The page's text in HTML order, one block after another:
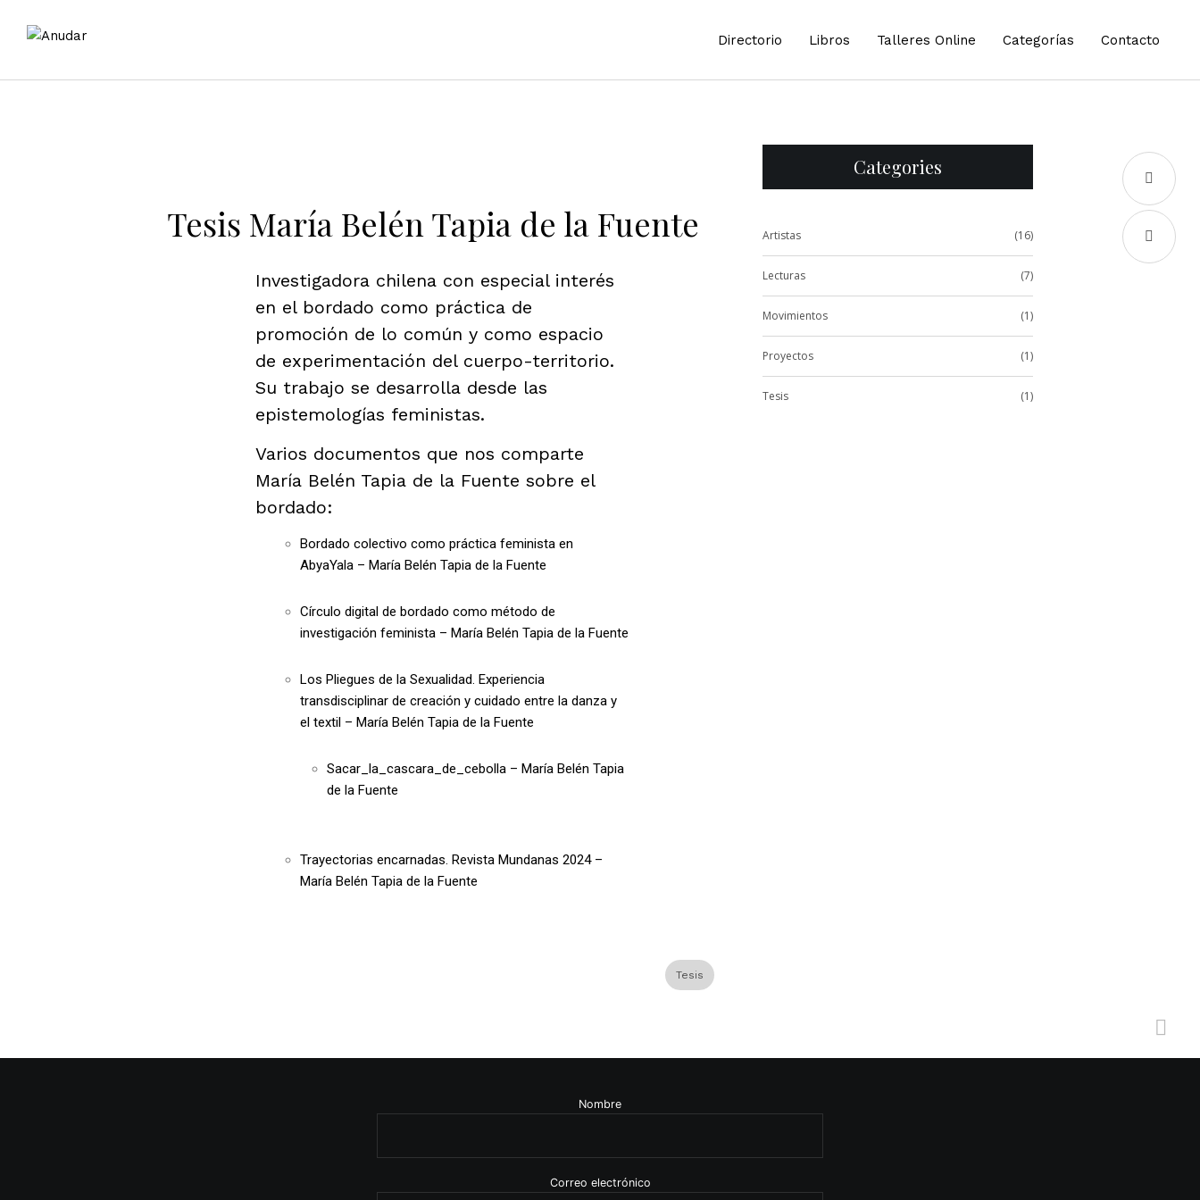
Directorio Libros Talleres Online Categorías Contacto
Tesis María Belén Tapia de la Fuente
Investigadora chilena con especial interés
en el bordado como práctica de
promoción de lo común y como espacio
de experimentación del cuerpo-territorio.
Su trabajo se desarrolla desde las
epistemologías feministas.
Varios documentos que nos comparte
María Belén Tapia de la Fuente sobre el
bordado:
Bordado colectivo como práctica feminista en
AbyaYala – María Belén Tapia de la Fuente
Círculo digital de bordado como método de
investigación feminista – María Belén Tapia de la Fuente
Los Pliegues de la Sexualidad. Experiencia
transdisciplinar de creación y cuidado entre la danza y
el textil – María Belén Tapia de la Fuente
Sacar_la_cascara_de_cebolla – María Belén Tapia
de la Fuente
Trayectorias encarnadas. Revista Mundanas 2024 –
María Belén Tapia de la Fuente
Tesis
Categories
Artistas (16)
Lecturas (7)
Movimientos (1)
Proyectos (1)
Tesis (1)
Nombre
Correo electrónico